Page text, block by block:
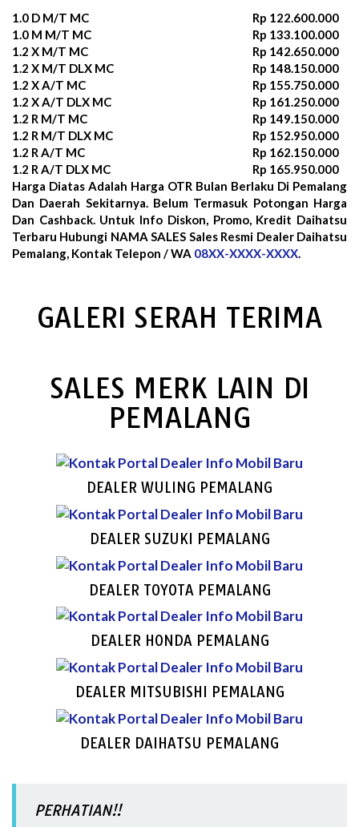
1.0 D M/T MC
Rp 122.600.000
1.0 M M/T MC
Rp 133.100.000
1.2 X M/T MC
Rp 142.650.000
1.2 X M/T DLX MC
Rp 148.150.000
1.2 X A/T MC
Rp 155.750.000
1.2 X A/T DLX MC
Rp 161.250.000
1.2 R M/T MC
Rp 149.150.000
1.2 R M/T DLX MC
Rp 152.950.000
1.2 R A/T MC
Rp 162.150.000
1.2 R A/T DLX MC
Rp 165.950.000
Harga Diatas Adalah Harga OTR Bulan Berlaku Di Pemalang
Dan Daerah Sekitarnya. Belum Termasuk Potongan Harga
Dan Cashback. Untuk Info Diskon, Promo, Kredit Daihatsu
Terbaru Hubungi NAMA SALES Sales Resmi Dealer Daihatsu
Pemalang, Kontak Telepon / WA 08XX-XXXX-XXXX.
GALERI SERAH TERIMA
SALES MERK LAIN DI
PEMALANG
DEALER WULING PEMALANG
DEALER SUZUKI PEMALANG
DEALER TOYOTA PEMALANG
DEALER HONDA PEMALANG
DEALER MITSUBISHI PEMALANG
DEALER DAIHATSU PEMALANG
PERHATIAN!!